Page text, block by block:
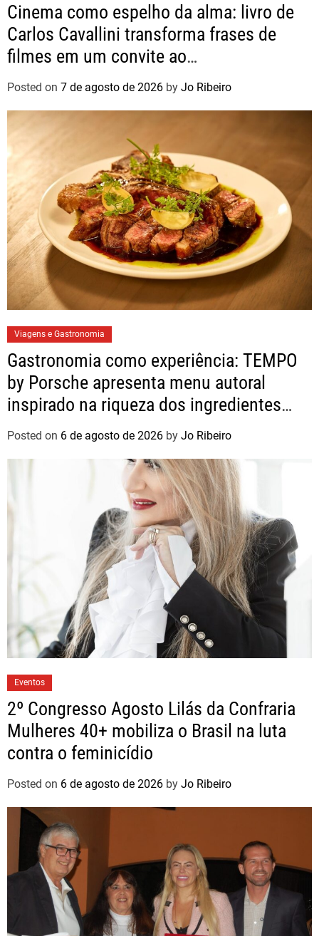
Cinema como espelho da alma: livro de
Carlos Cavallini transforma frases de
filmes em um convite ao
autoconhecimento
Posted on 7 de agosto de 2026 by Jo Ribeiro
Viagens e Gastronomia
Gastronomia como experiência: TEMPO
by Porsche apresenta menu autoral
inspirado na riqueza dos ingredientes
brasileiros
Posted on 6 de agosto de 2026 by Jo Ribeiro
Eventos
2º Congresso Agosto Lilás da Confraria
Mulheres 40+ mobiliza o Brasil na luta
contra o feminicídio
Posted on 6 de agosto de 2026 by Jo Ribeiro